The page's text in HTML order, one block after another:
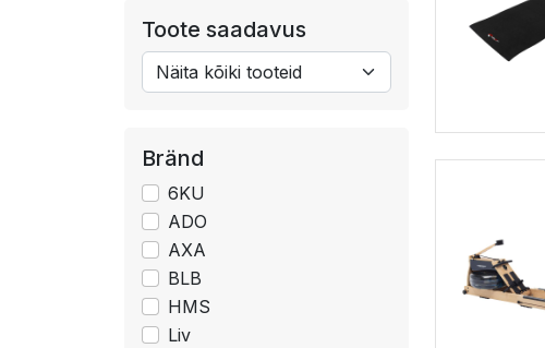
Toote saadavus
Bränd
6KU
ADO
AXA
BLB
HMS
Liv